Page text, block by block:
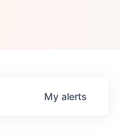
My alerts